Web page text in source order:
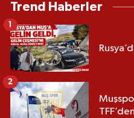
Trend Haberler
1
2